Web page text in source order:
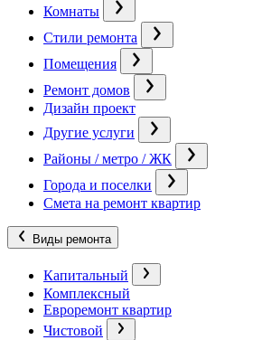
Комнаты
Стили ремонта
Помещения
Ремонт домов
Дизайн проект
Другие услуги
Районы / метро / ЖК
Города и поселки
Смета на ремонт квартир
Виды ремонта
Капитальный
Комплексный
Евроремонт квартир
Чистовой